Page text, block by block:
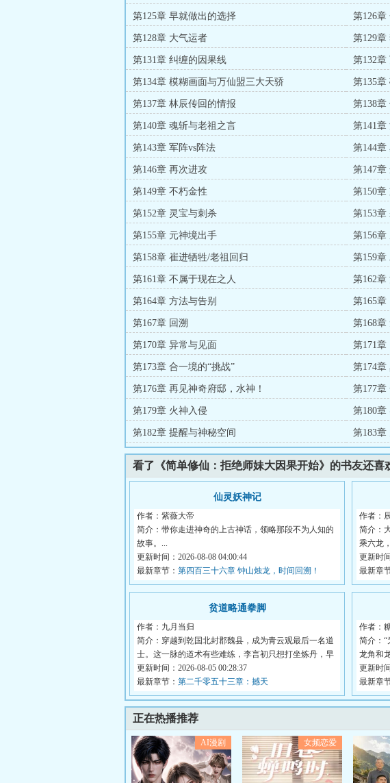
第125章 早就做出的选择 第126章
第128章 大气运者 第129
第131章 纠缠的因果线 第132章
第134章 模糊画面与万仙盟三大天骄 第135章
第137章 林辰传回的情报 第138章
第140章 魂斩与老祖之言 第141章
第143章 军阵vs阵法 第144章
第146章 再次进攻 第147章
第149章 不朽金性 第150章
第152章 灵宝与刺杀 第153章
第155章 元神境出手 第156章
第158章 崔进牺牲/老祖回归 第159章
第161章 不属于现在之人 第162章
第164章 方法与告别 第165
第167章 回溯 第168章
第170章 异常与见面 第171
第173章 合一境的“挑战” 第174章
第176章 再见神奇府邸，水神！ 第177章
第179章 火神入侵 第180章
第182章 提醒与神秘空间 第183章
看了《简单修仙：拒绝师妹大因果开始》的书友还喜
仙灵妖神记
作者：紫薇大帝
简介：带你走进神奇的上古神话，领略那段不为人知的
故事。...
更新时间：2026-08-08 04:00:44
最新章节： 第四百三十六章 钟山烛龙，时间回溯！
作者：
简介：
乘六龙
苏...
更新时
最新章
贫道略通拳脚
作者：九月当归
简介：穿越到乾国北封郡魏县，成为青云观最后一名道
士。这一脉的道术有些难练，李言初只想打坐炼丹，早
日...
更新时间：2026-08-05 00:28:37
最新章节： 第二千零五十三章：撼天
作者：
简介：“
龙角和
更新时
最新章
正在热播推荐
AI漫剧 女频恋爱